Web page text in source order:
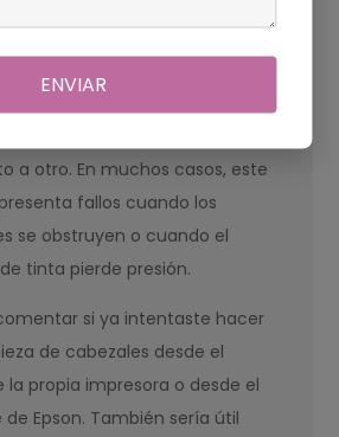
a las 16:15
a otro. En muchos casos, este
fallos cuando los
se obstruyen o cuando el
tinta pierde presión.
si ya intentaste hacer
de cabezales desde el
la propia impresora o desde el
Epson. También sería útil
ENVIAR